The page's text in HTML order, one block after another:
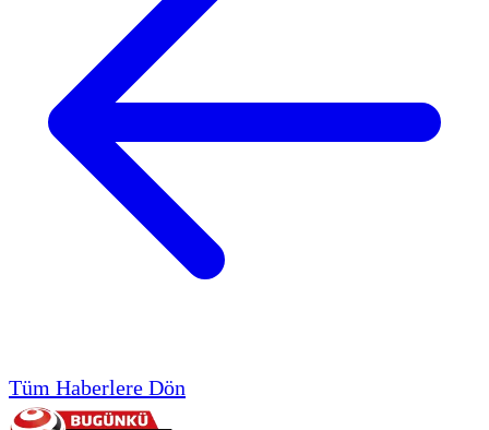
Tüm Haberlere Dön